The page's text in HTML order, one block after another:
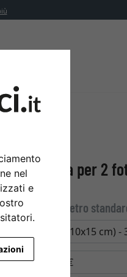
nel
e
Uppsala per 2
cm
cm) | noce | Vetro